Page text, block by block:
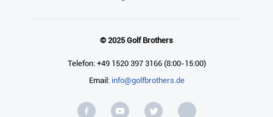
© 2025 Golf Brothers
Telefon: +49 1520 397 3166 (8:00-15:00)
Email: info@golfbrothers.de